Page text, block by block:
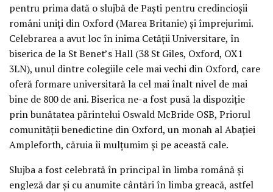
pentru prima dată o slujbă de Paști pentru credincioșii
români uniți din Oxford (Marea Britanie) și împrejurimi.
Celebrarea a avut loc în inima Cetății Universitare, în
biserica de la St Benet’s Hall (38 St Giles, Oxford, OX1
3LN), unul dintre colegiile cele mai vechi din Oxford, care
oferă formare universitară la cel mai înalt nivel de mai
bine de 800 de ani. Biserica ne-a fost pusă la dispoziție
prin bunătatea părintelui Oswald McBride OSB, Priorul
comunității benedictine din Oxford, un monah al Abației
Ampleforth, căruia îi mulțumim și pe această cale.
Slujba a fost celebrată în principal în limba română și
engleză dar și cu anumite cântări în limba greacă, astfel